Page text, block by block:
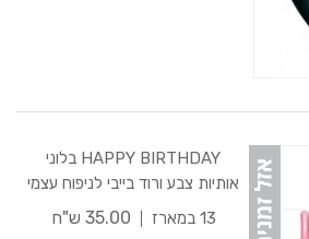
HAPPY BIRTHDAY בלוני
אותיות צבע ורוד בייבי לניפוח עצמי
13 במארז
35.00 ש"ח